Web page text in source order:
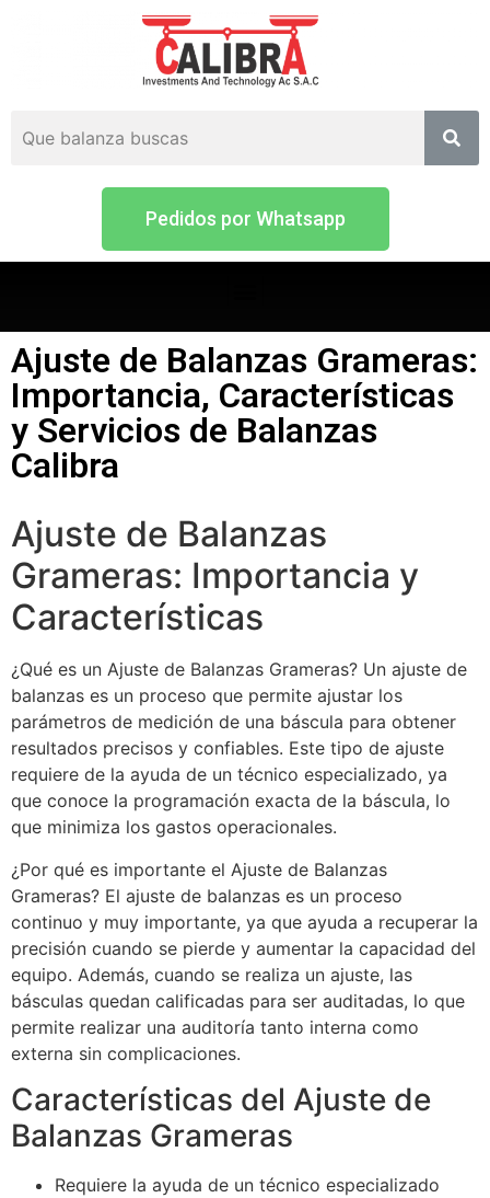
Pedidos por Whatsapp
Ajuste de Balanzas Grameras:
Importancia, Características
y Servicios de Balanzas
Calibra
Ajuste de Balanzas
Grameras: Importancia y
Características
¿Qué es un Ajuste de Balanzas Grameras? Un ajuste de
balanzas es un proceso que permite ajustar los
parámetros de medición de una báscula para obtener
resultados precisos y confiables. Este tipo de ajuste
requiere de la ayuda de un técnico especializado, ya
que conoce la programación exacta de la báscula, lo
que minimiza los gastos operacionales.
¿Por qué es importante el Ajuste de Balanzas
Grameras? El ajuste de balanzas es un proceso
continuo y muy importante, ya que ayuda a recuperar la
precisión cuando se pierde y aumentar la capacidad del
equipo. Además, cuando se realiza un ajuste, las
básculas quedan calificadas para ser auditadas, lo que
permite realizar una auditoría tanto interna como
externa sin complicaciones.
Características del Ajuste de
Balanzas Grameras
Requiere la ayuda de un técnico especializado